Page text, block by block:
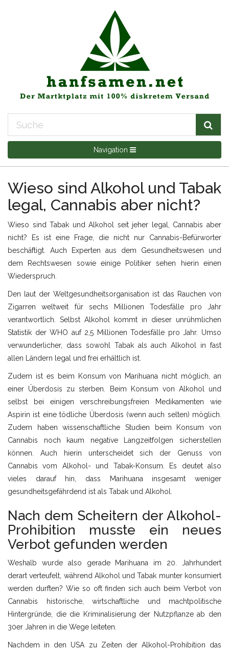
Navigation
Wieso sind Alkohol und Tabak
legal, Cannabis aber nicht?
Wieso sind Tabak und Alkohol seit jeher legal, Cannabis aber
nicht? Es ist eine Frage, die nicht nur Cannabis-Befürworter
beschäftigt. Auch Experten aus dem Gesundheitswesen und
dem Rechtswesen sowie einige Politiker sehen hierin einen
Wiederspruch.
Den laut der Weltgesundheitsorganisation ist das Rauchen von
Zigarren weltweit für sechs Millionen Todesfälle pro Jahr
verantwortlich. Selbst Alkohol kommt in dieser unrühmlichen
Statistik der WHO auf 2,5 Millionen Todesfälle pro Jahr. Umso
verwunderlicher, dass sowohl Tabak als auch Alkohol in fast
allen Ländern legal und frei erhältlich ist.
Zudem ist es beim Konsum von Marihuana nicht möglich, an
einer Überdosis zu sterben. Beim Konsum von Alkohol und
selbst bei einigen verschreibungsfreien Medikamenten wie
Aspirin ist eine tödliche Überdosis (wenn auch selten) möglich.
Zudem haben wissenschaftliche Studien beim Konsum von
Cannabis noch kaum negative Langzeitfolgen sicherstellen
können. Auch hierin unterscheidet sich der Genuss von
Cannabis vom Alkohol- und Tabak-Konsum. Es deutet also
vieles darauf hin, dass Marihuana insgesamt weniger
gesundheitsgefährdend ist als Tabak und Alkohol.
Nach dem Scheitern der Alkohol-
Prohibition musste ein neues
Verbot gefunden werden
Weshalb wurde also gerade Marihuana im 20. Jahrhundert
derart verteufelt, während Alkohol und Tabak munter konsumiert
werden durften? Wie so oft finden sich auch beim Verbot von
Cannabis historische, wirtschaftliche und machtpolitische
Hintergründe, die die Kriminalisierung der Nutzpflanze ab den
30er Jahren in die Wege leiteten.
Nachdem in den USA zu Zeiten der Alkohol-Prohibition das